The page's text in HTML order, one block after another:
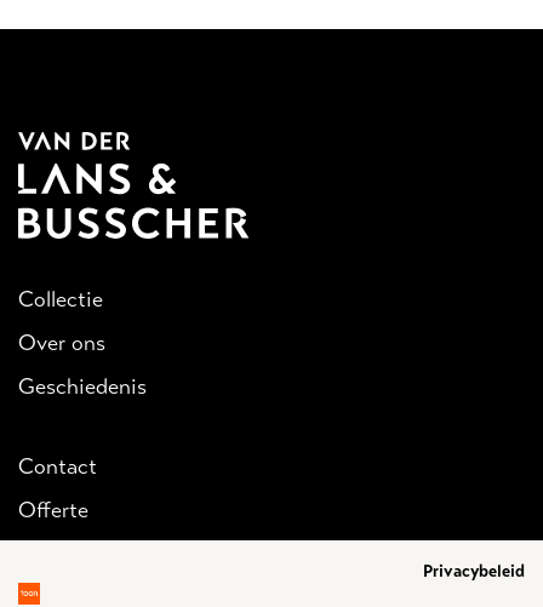
Collectie
Over ons
Geschiedenis
Contact
Offerte
Privacybeleid